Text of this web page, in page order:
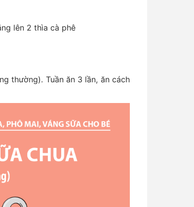
lên 2 thìa cà phê
thường). Tuần ăn 3 lần, ăn cách